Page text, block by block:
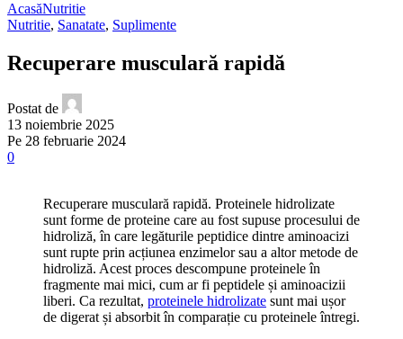
AcasăNutritie
Nutritie, Sanatate, Suplimente
Recuperare musculară rapidă
Postat de
13 noiembrie 2025
Pe 28 februarie 2024
0
Recuperare musculară rapidă. Proteinele hidrolizate
sunt forme de proteine care au fost supuse procesului de
hidroliză, în care legăturile peptidice dintre aminoacizi
sunt rupte prin acțiunea enzimelor sau a altor metode de
hidroliză. Acest proces descompune proteinele în
fragmente mai mici, cum ar fi peptidele și aminoacizii
liberi. Ca rezultat, proteinele hidrolizate sunt mai ușor
de digerat și absorbit în comparație cu proteinele întregi.